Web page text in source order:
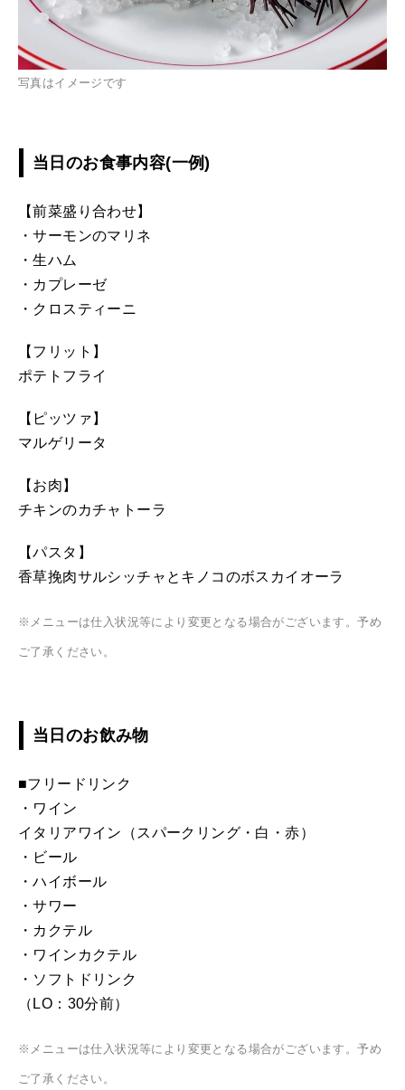
写真はイメージです
当日のお食事内容(一例)
【前菜盛り合わせ】
・サーモンのマリネ
・生ハム
・カプレーゼ
・クロスティーニ
【フリット】
ポテトフライ
【ピッツァ】
マルゲリータ
【お肉】
チキンのカチャトーラ
【パスタ】
香草挽肉サルシッチャとキノコのボスカイオーラ
※メニューは仕入状況等により変更となる場合がございます。予め
ご了承ください。
当日のお飲み物
■フリードリンク
・ワイン
イタリアワイン（スパークリング・白・赤）
・ビール
・ハイボール
・サワー
・カクテル
・ワインカクテル
・ソフトドリンク
（LO：30分前）
※メニューは仕入状況等により変更となる場合がございます。予め
ご了承ください。